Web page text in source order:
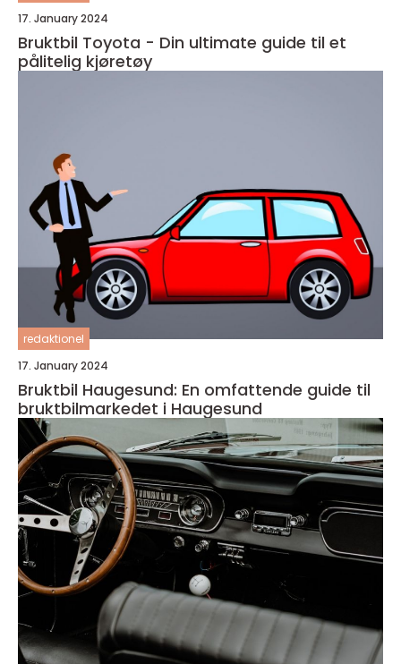
17. January 2024
Bruktbil Toyota - Din ultimate guide til et
pålitelig kjøretøy
redaktionel
17. January 2024
Bruktbil Haugesund: En omfattende guide til
bruktbilmarkedet i Haugesund